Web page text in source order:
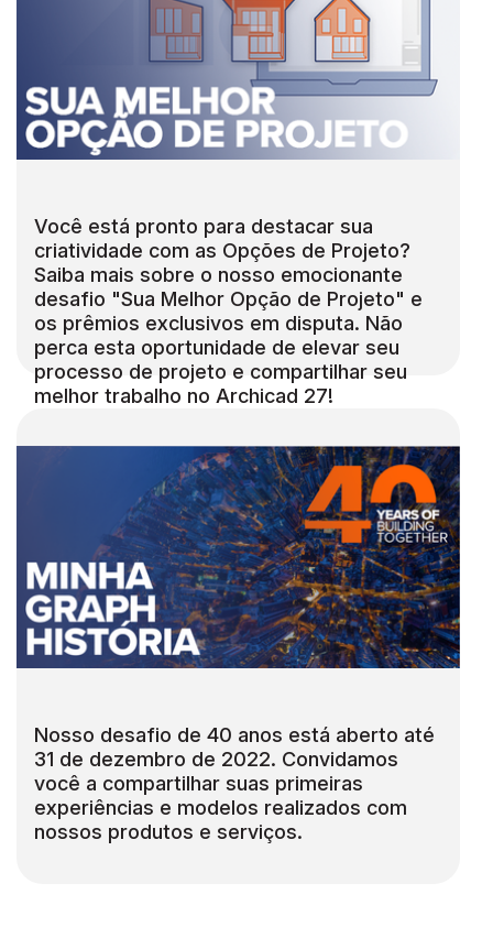
Você está pronto para destacar sua
criatividade com as Opções de Projeto?
Saiba mais sobre o nosso emocionante
desafio "Sua Melhor Opção de Projeto" e
os prêmios exclusivos em disputa. Não
perca esta oportunidade de elevar seu
processo de projeto e compartilhar seu
melhor trabalho no Archicad 27!
Nosso desafio de 40 anos está aberto até
31 de dezembro de 2022. Convidamos
você a compartilhar suas primeiras
experiências e modelos realizados com
nossos produtos e serviços.